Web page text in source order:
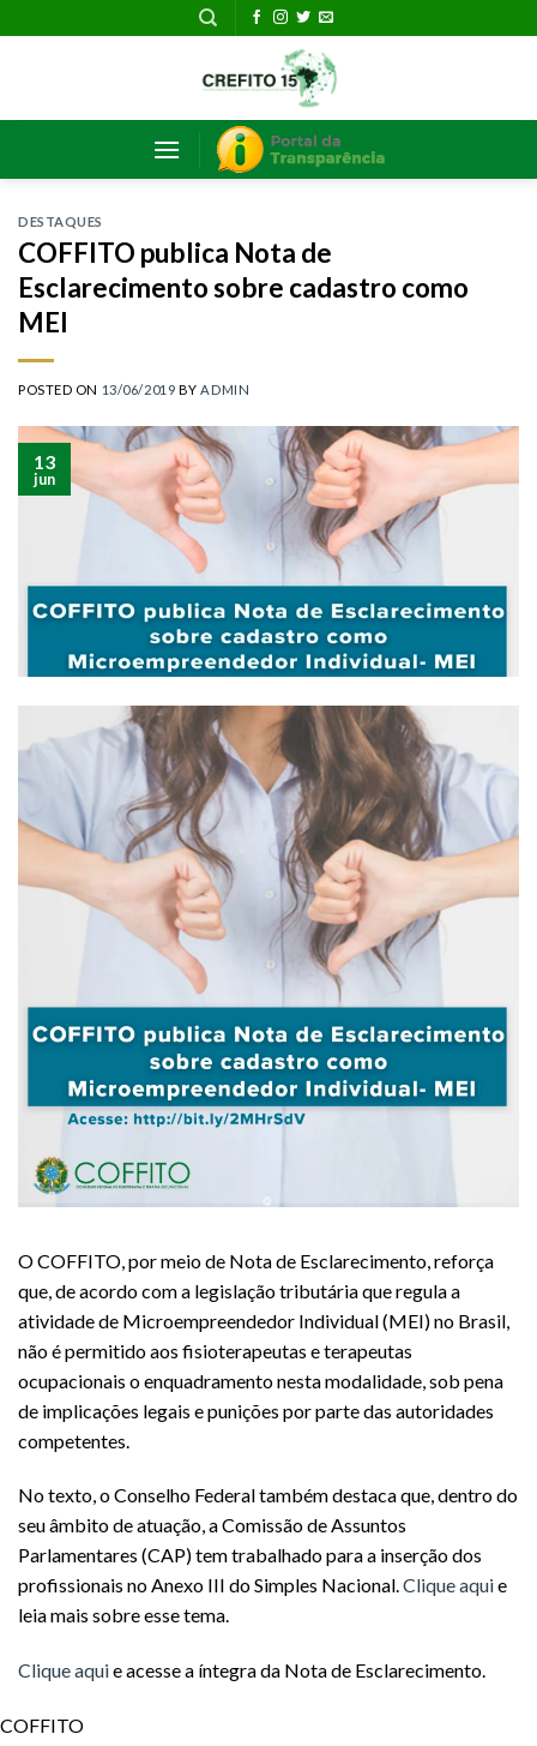
DESTAQUES
COFFITO publica Nota de
Esclarecimento sobre cadastro como
MEI
POSTED ON 13/06/2019 BY ADMIN
13
jun
O COFFITO, por meio de Nota de Esclarecimento, reforça
que, de acordo com a legislação tributária que regula a
atividade de Microempreendedor Individual (MEI) no Brasil,
não é permitido aos fisioterapeutas e terapeutas
ocupacionais o enquadramento nesta modalidade, sob pena
de implicações legais e punições por parte das autoridades
competentes.
No texto, o Conselho Federal também destaca que, dentro do
seu âmbito de atuação, a Comissão de Assuntos
Parlamentares (CAP) tem trabalhado para a inserção dos
profissionais no Anexo III do Simples Nacional.Clique aquie
leia mais sobre esse tema.
Clique aquie acesse a íntegra da Nota de Esclarecimento.
COFFITO